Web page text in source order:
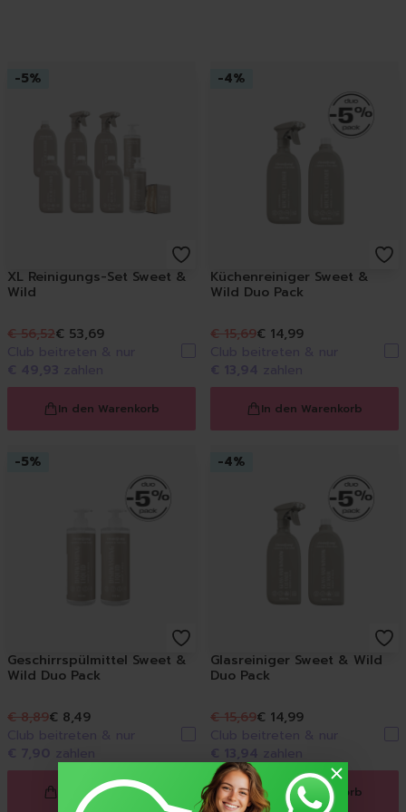
-5%
XL Reinigungs-Set Sweet &
Wild
€ 56,52€ 53,69
In den Warenkorb
-4%
Küchenreiniger Sweet &
Wild Duo Pack
€ 15,69€ 14,99
In den Warenkorb
-5%
Geschirrspülmittel Sweet &
Wild Duo Pack
€ 8,89€ 8,49
Club beitreten & nur
€ 7,90
zahlen
In den Warenkorb
-4%
Glasreiniger Sweet & Wild
Duo Pack
€ 15,69€ 14,99
Club beitreten & nur
€ 13,94 zahlen
In den Warenkorb